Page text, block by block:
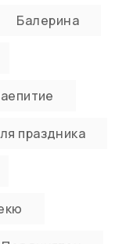
Балерина
праздника